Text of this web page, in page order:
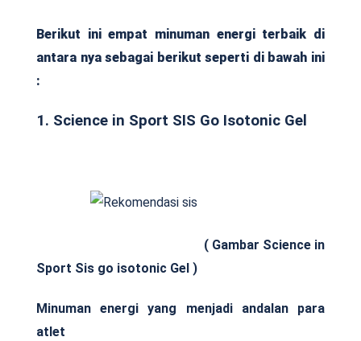
Berikut ini empat minuman energi terbaik di
antara nya sebagai berikut seperti di bawah ini
:
1. Science in Sport SIS Go Isotonic Gel
( Gambar Science in
Sport Sis go isotonic Gel )
Minuman energi yang menjadi andalan para
atlet